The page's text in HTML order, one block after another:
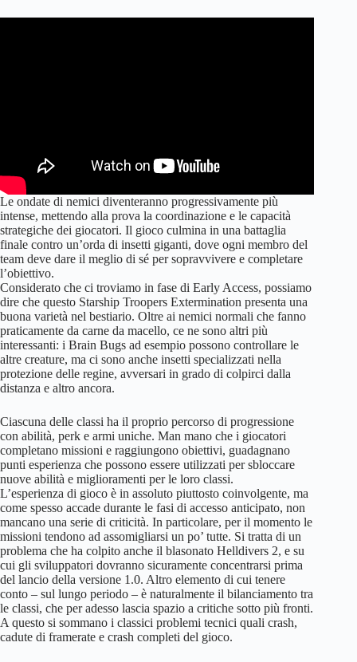
Le ondate di nemici diventeranno progressivamente più
intense, mettendo alla prova la coordinazione e le capacità
strategiche dei giocatori. Il gioco culmina in una battaglia
finale contro un’orda di insetti giganti, dove ogni membro del
team deve dare il meglio di sé per sopravvivere e completare
l’obiettivo.
Considerato che ci troviamo in fase di Early Access, possiamo
dire che questo Starship Troopers Extermination presenta una
buona varietà nel bestiario. Oltre ai nemici normali che fanno
praticamente da carne da macello, ce ne sono altri più
interessanti: i Brain Bugs ad esempio possono controllare le
altre creature, ma ci sono anche insetti specializzati nella
protezione delle regine, avversari in grado di colpirci dalla
distanza e altro ancora.
Ciascuna delle classi ha il proprio percorso di progressione
con abilità, perk e armi uniche. Man mano che i giocatori
completano missioni e raggiungono obiettivi, guadagnano
punti esperienza che possono essere utilizzati per sbloccare
nuove abilità e miglioramenti per le loro classi.
L’esperienza di gioco è in assoluto piuttosto coinvolgente, ma
come spesso accade durante le fasi di accesso anticipato, non
mancano una serie di criticità. In particolare, per il momento le
missioni tendono ad assomigliarsi un po’ tutte. Si tratta di un
problema che ha colpito anche il blasonato Helldivers 2, e su
cui gli sviluppatori dovranno sicuramente concentrarsi prima
del lancio della versione 1.0. Altro elemento di cui tenere
conto – sul lungo periodo – è naturalmente il bilanciamento tra
le classi, che per adesso lascia spazio a critiche sotto più fronti.
A questo si sommano i classici problemi tecnici quali crash,
cadute di framerate e crash completi del gioco.